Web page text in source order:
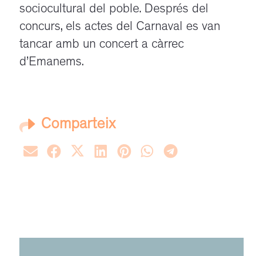
sociocultural del poble. Després del
concurs, els actes del Carnaval es van
tancar amb un concert a càrrec
d’Emanems.
Comparteix